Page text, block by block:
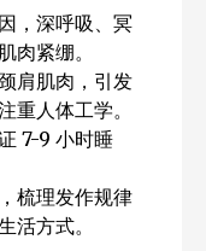
，深呼吸、冥
肉紧绷。
肩肌肉，引发
重人体工学。
7-9 小时睡
梳理发作规律
活方式。